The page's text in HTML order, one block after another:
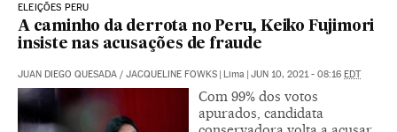
ELEIÇÕES PERU
A caminho da derrota no Peru, Keiko Fujimori
insiste nas acusações de fraude
JUAN DIEGO QUESADA / JACQUELINE FOWKS | Lima | JUN 10, 2021 - 08:16 EDT
Com 99% dos votos
apurados, candidata